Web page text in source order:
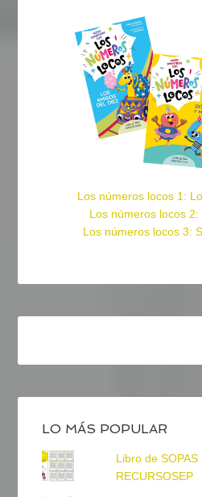
Los números locos 1:
Los números locos 2:
Los números locos 3:
LO MÁS POPULAR
Libro de SOPAS
RECURSOSEP